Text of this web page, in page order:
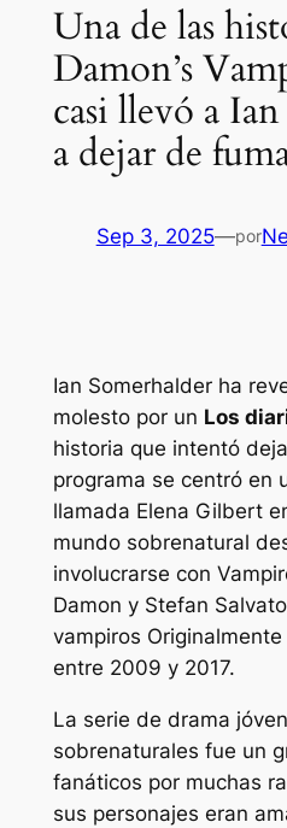
Una de las
Damon’s
casi llevó a
a dejar de
Sep 3, 2025—por
Ian Somerhalder ha
molesto por un Los
historia que intentó
programa se centró en
llamada Elena Gilbert
mundo sobrenatural
involucrarse con
Damon y Stefan
vampiros
entre 2009 y 2017.
La serie de drama
sobrenaturales fue un
fanáticos por muchas
sus personajes eran